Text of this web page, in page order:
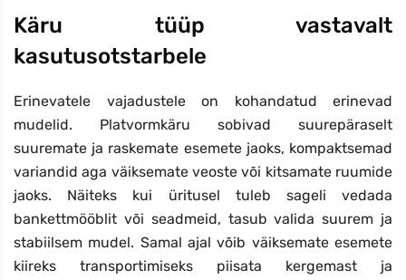
Käru tüüp vastavalt
kasutusotstarbele
Erinevatele vajadustele on kohandatud erinevad
mudelid. Platvormkäru sobivad suurepäraselt
suuremate ja raskemate esemete jaoks, kompaktsemad
variandid aga väiksemate veoste või kitsamate ruumide
jaoks. Näiteks kui üritusel tuleb sageli vedada
bankettmööblit või seadmeid, tasub valida suurem ja
stabiilsem mudel. Samal ajal võib väiksemate esemete
kiireks transportimiseks piisata kergemast ja